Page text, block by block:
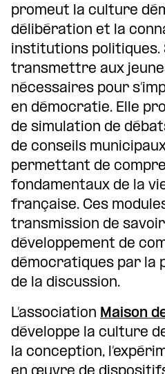
promeut la culture
délibération et la
institutions politiques.
transmettre aux
nécessaires pour
en démocratie. Elle
de simulation de
de conseils
permettant de
fondamentaux de la
française. Ces
transmission de
développement de
démocratiques par la
de la discussion.
L’association Maison
développe la culture
la conception,